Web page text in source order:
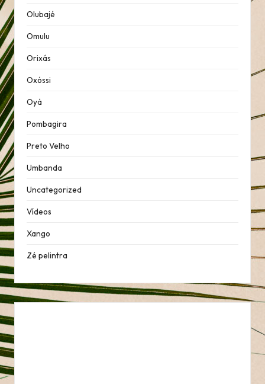
Olubajé
Omulu
Orixás
Oxóssi
Oyá
Pombagira
Preto Velho
Umbanda
Uncategorized
Vídeos
Xango
Zé pelintra